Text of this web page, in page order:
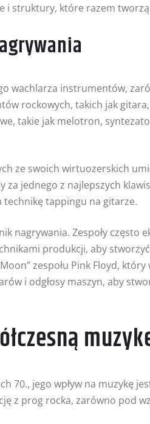
i struktury, które razem
wachlarza instrumentów,
rockowych, takich jak
takie jak melotron,
ze swoich wirtuozerskich
za jednego z najlepszych
technikę tappingu na gitarze.
nagrywania. Zespoły często
produkcji, aby
zespołu Pink Floyd,
i odgłosy maszyn, aby
70., jego wpływ na muzykę
z prog rocka, zarówno pod